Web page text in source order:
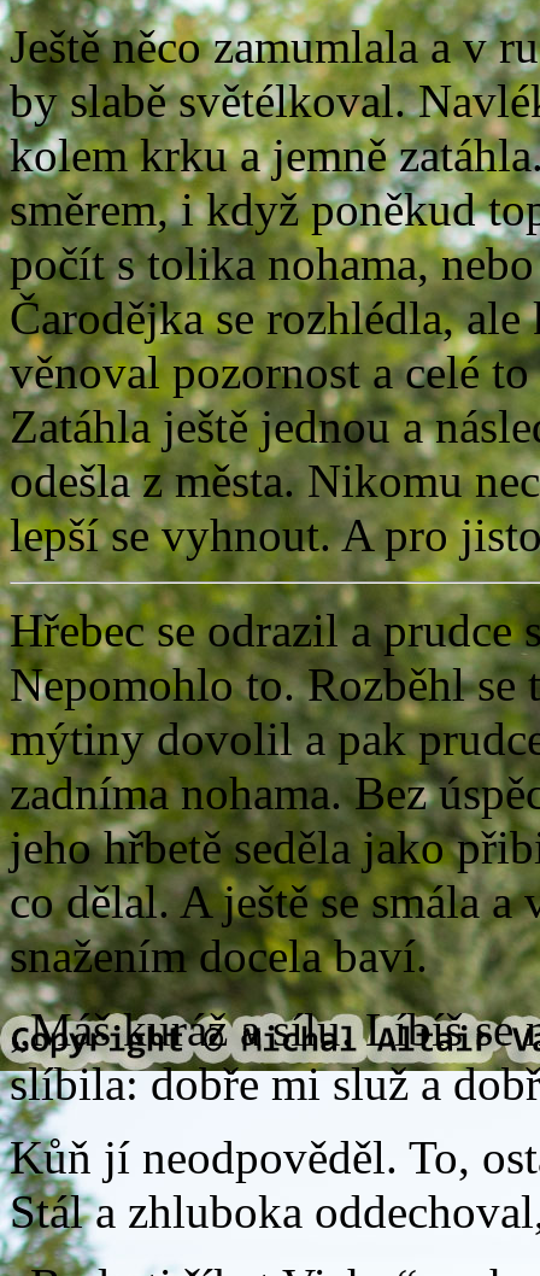
Ještě něco zamumlala a v
by slabě světélkoval.
kolem krku a jemně
směrem, i když poněkud
počít s tolika nohama,
Čarodějka se rozhlédla,
věnoval pozornost a celé
Zatáhla ještě jednou a
odešla z města. Nikomu
lepší se vyhnout. A pro
Hřebec se odrazil a prudce
Nepomohlo to. Rozběhl
mýtiny dovolil a pak
zadníma nohama. Bez
jeho hřbetě seděla jako
co dělal. A ještě se smála
snažením docela baví.
„Máš kuráž a sílu. Líbíš se
slíbila: dobře mi služ a
Kůň jí neodpověděl. To,
Stál a zhluboka